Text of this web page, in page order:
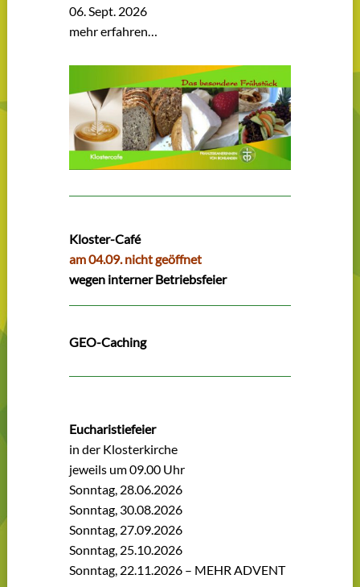
06. Sept. 2026
mehr erfahren…
Kloster-Café
am 04.09. nicht geöffnet
wegen interner Betriebsfeier
GEO-Caching
Eucharistiefeier
in der Klosterkirche
jeweils um 09.00 Uhr
Sonntag, 28.06.2026
Sonntag, 30.08.2026
Sonntag, 27.09.2026
Sonntag, 25.10.2026
Sonntag, 22.11.2026 – MEHR ADVENT